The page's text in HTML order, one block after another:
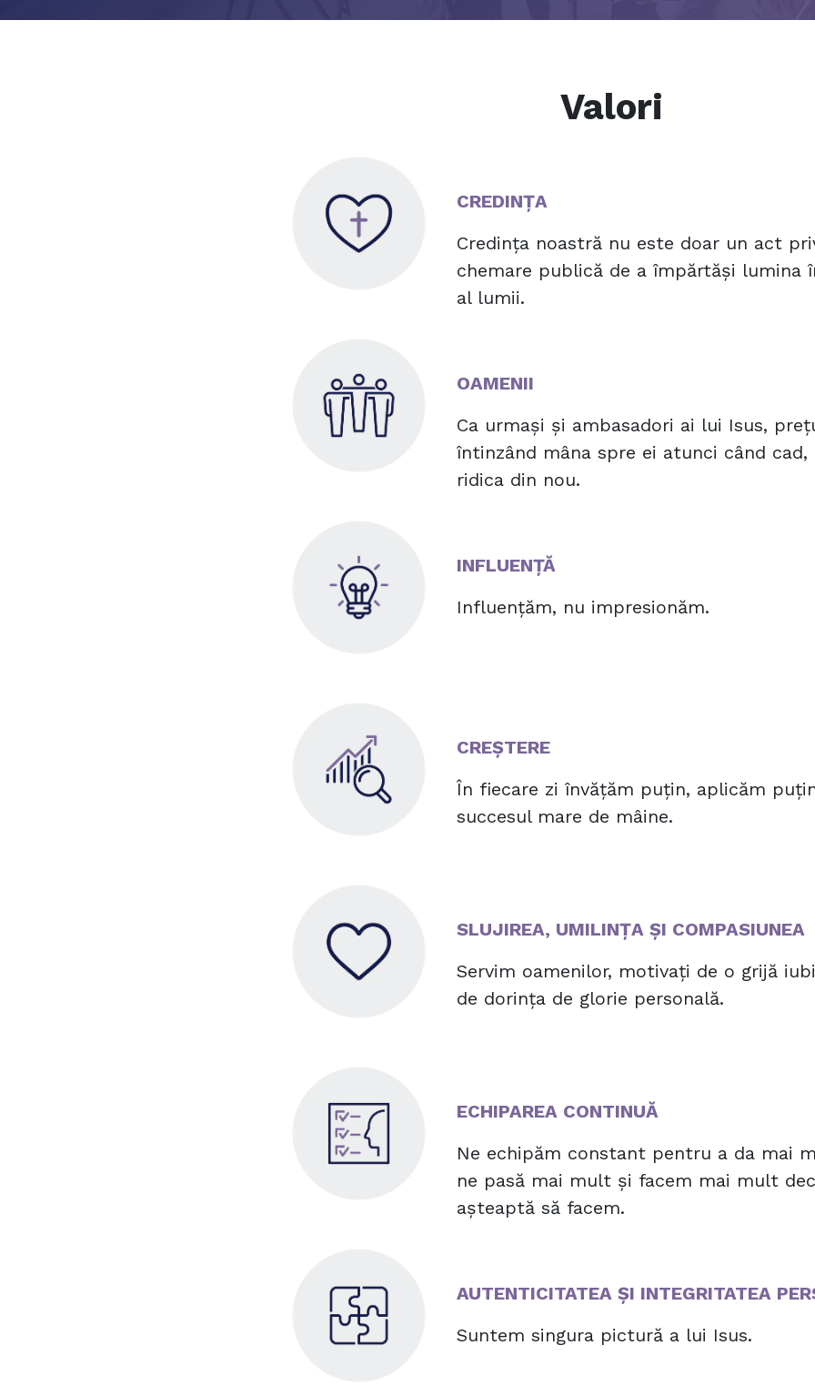
Valori
CREDINȚA
Credința noastră nu este doar un act
chemare publică de a împărtăși lumina
al lumii.
OAMENII
Ca urmași și ambasadori ai lui Isus,
întinzând mâna spre ei atunci când
ridica din nou.
INFLUENȚĂ
Influențăm, nu impresionăm.
CREȘTERE
În fiecare zi învățăm puțin, aplicăm
succesul mare de mâine.
SLUJIREA, UMILINȚA ȘI COMPASIUNEA
Servim oamenilor, motivați de o grijă
de dorința de glorie personală.
ECHIPAREA CONTINUĂ
Ne echipăm constant pentru a da mai
ne pasă mai mult și facem mai mult
așteaptă să facem.
AUTENTICITATEA ȘI INTEGRITATEA
Suntem singura pictură a lui Isus.